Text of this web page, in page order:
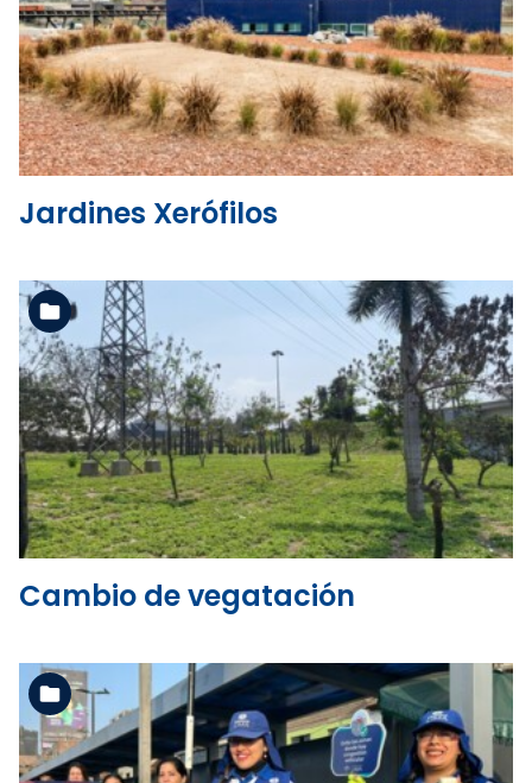
Ver la carpeta
Jardines Xerófilos
Ver la carpeta
Cambio de vegatación